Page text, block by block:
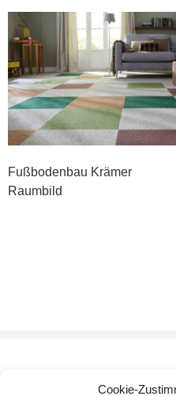
Cookie-
Fußbodenbau Krämer
Raumbild